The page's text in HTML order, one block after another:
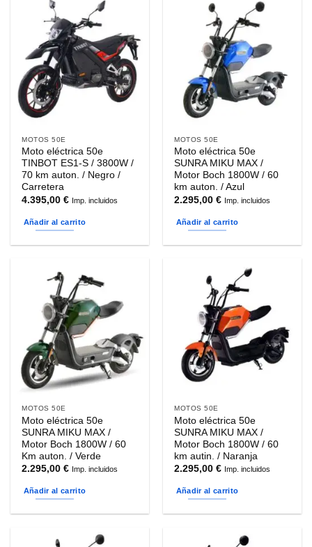
múltiples
variantes.
opciones
se
pueden
elegir
en
página
de
producto
MOTOS 50E
Moto eléctrica 50e
TINBOT ES1-S / 3800W /
70 km auton. / Negro /
Carretera
4.395,00€ Imp. incluidos
Añadir al carrito
MOTOS 50E
Moto eléctrica 50e
SUNRA MIKU MAX /
Motor Boch 1800W / 60
km auton. / Azul
2.295,00€ Imp. incluidos
Añadir al carrito
MOTOS 50E
Moto eléctrica 50e
SUNRA MIKU MAX /
Motor Boch 1800W / 60
Km auton. / Verde
2.295,00€ Imp. incluidos
Añadir al carrito
MOTOS 50E
Moto eléctrica 50e
SUNRA MIKU MAX /
Motor Boch 1800W / 60
km autin. / Naranja
2.295,00€ Imp. incluidos
Añadir al carrito